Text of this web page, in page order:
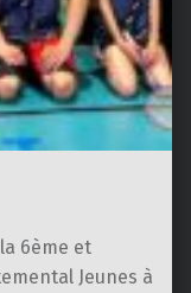
6ème et
Jeunes à